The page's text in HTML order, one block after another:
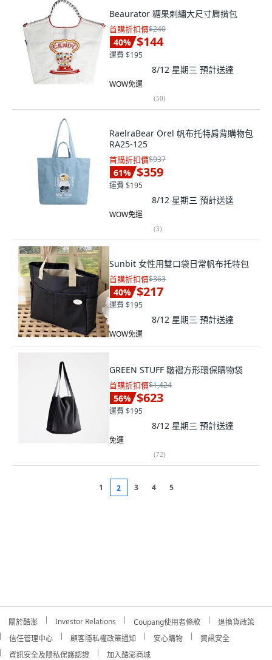
Beaurator 糖果刺繡大尺寸肩揹包
首購折扣價$240
40% $144
運費 $195
8/12 星期三 預計送達
WOW免運
(50)
RaelraBear Orel 帆布托特肩背購物包
RA25-125
首購折扣價$937
61% $359
運費 $195
8/12 星期三 預計送達
WOW免運
(3)
Sunbit 女性用雙口袋日常帆布托特包
首購折扣價$363
40% $217
運費 $195
8/12 星期三 預計送達
WOW免運
GREEN STUFF 皺褶方形環保購物袋
首購折扣價$1,424
56% $623
運費 $195
8/12 星期三 預計送達
免運
(72)
1 2 3 4 5
關於酷澎 Investor Relations Coupang使用者條款
退換貨政策
信任管理中心
顧客隱私權政策通知 安心購物
資訊安全
資訊安全及隱私保護認證
加入酷澎商城